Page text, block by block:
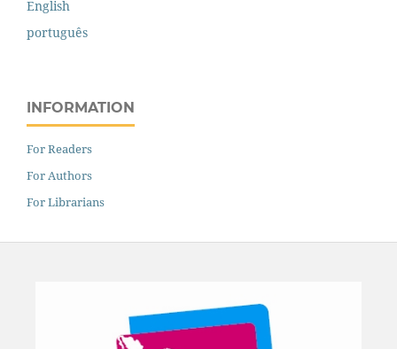
English
português
INFORMATION
For Readers
For Authors
For Librarians